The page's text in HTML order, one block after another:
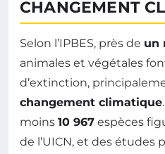
CHANGEMENT
Selon l’IPBES, près de un
animales et végétales
d’extinction,
changement climatique
moins 10 967 espèces
de l’UICN, et des études